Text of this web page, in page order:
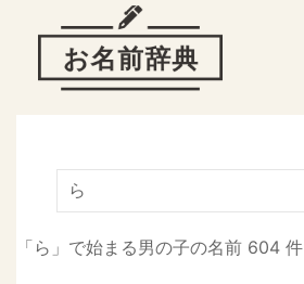
「ら」で始まる男の子の名前 604 件